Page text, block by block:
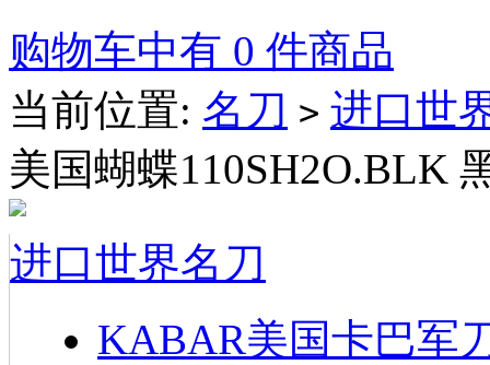
购物车中有 0 件商品
当前位置: 名刀 > 进口世
美国蝴蝶110SH2O.BLK
进口世界名刀
KABAR美国卡巴军